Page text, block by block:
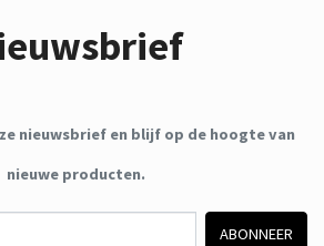
nieuwsbrief en blijf op de hoogte van
nieuwe producten.
ABONNEER